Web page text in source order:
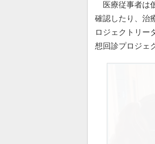
医療従事者は
確認したり、治
ロジェクトリー
想回診プロジェ